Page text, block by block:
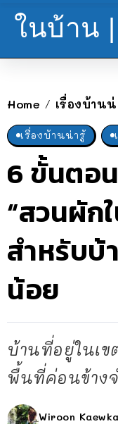
ในบ้าน |
Home / เรื่องบ้านน่
เรื่องบ้านน่ารู้
6 ขั้นตอ
“สวนผัก
สำหรับบ้
น้อย
บ้านที่อยู่ในเข
พื้นที่ค่อนข้าง
Wiroon